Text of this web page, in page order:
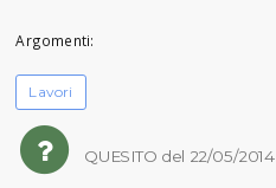
Argomenti:
Lavori
QUESITO del 22/05/2014